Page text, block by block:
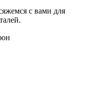
с вами для